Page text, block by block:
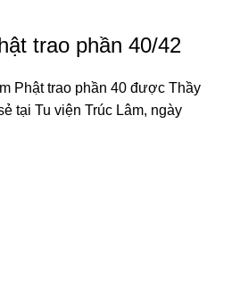
trao phần 40/42
Phật trao phần 40 đượcThầy
tại Tu viện Trúc Lâm, ngày